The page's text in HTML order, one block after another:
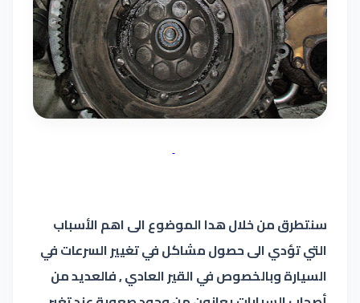
سنتطرق من خلال هدا الموضوع الى اهم الأسباب
التي تؤدي الى حصول مشاكل في تغيير السرعات في
السيارة وبالخصوص في القير العادي , فالعديد من